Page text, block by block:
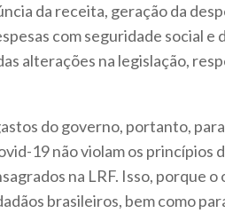
da receita, geração da
com seguridade social e
alterações na legislação,
do governo, portanto,
19 não violam os princípios
na LRF. Isso, porque
brasileiros, bem como